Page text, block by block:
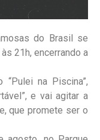
do Brasil se
21h, encerrando a
na Piscina”,
e vai agitar a
que promete ser o